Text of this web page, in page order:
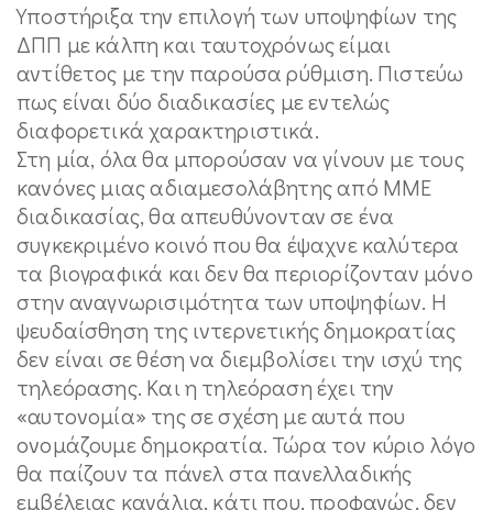
Υποστήριξα την επιλογή των υποψηφίων της
ΔΠΠ με κάλπη και ταυτοχρόνως είμαι
αντίθετος με την παρούσα ρύθμιση. Πιστεύω
πως είναι δύο διαδικασίες με εντελώς
διαφορετικά χαρακτηριστικά.
Στη μία, όλα θα μπορούσαν να γίνουν με τους
κανόνες μιας αδιαμεσολάβητης από ΜΜΕ
διαδικασίας, θα απευθύνονταν σε ένα
συγκεκριμένο κοινό που θα έψαχνε καλύτερα
τα βιογραφικά και δεν θα περιορίζονταν μόνο
στην αναγνωρισιμότητα των υποψηφίων. Η
ψευδαίσθηση της ιντερνετικής δημοκρατίας
δεν είναι σε θέση να διεμβολίσει την ισχύ της
τηλεόρασης. Και η τηλεόραση έχει την
«αυτονομία» της σε σχέση με αυτά που
ονομάζουμε δημοκρατία. Τώρα τον κύριο λόγο
θα παίζουν τα πάνελ στα πανελλαδικής
εμβέλειας κανάλια, κάτι που, προφανώς, δεν